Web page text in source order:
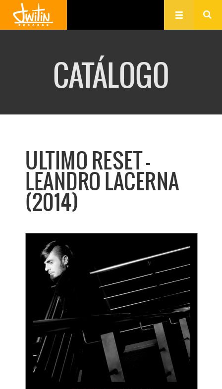
CATÁLOGO
ULTIMO RESET -
LEANDRO LACERNA
(2014)